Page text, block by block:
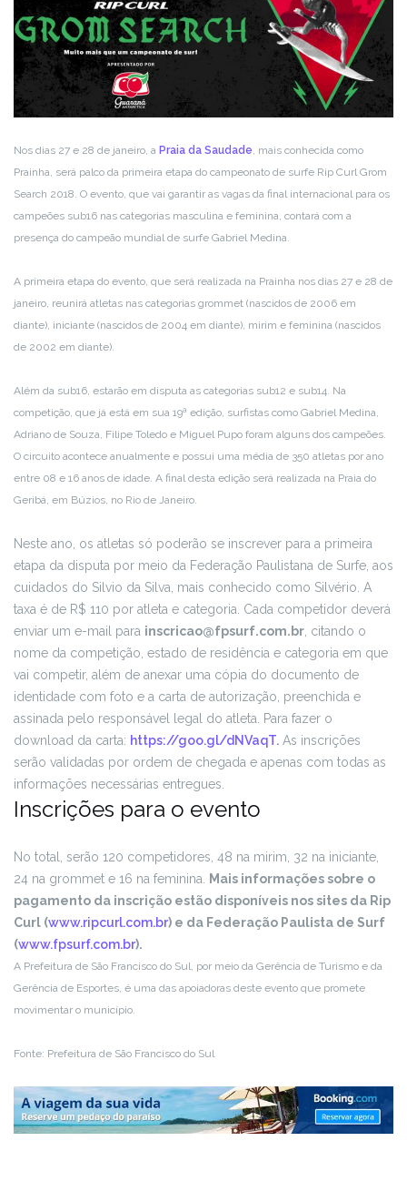
Nos dias 27 e 28 de janeiro, a Praia da Saudade , mais conhecida como
Prainha, será palco da primeira etapa do campeonato de surfe Rip Curl Grom
Search 2018. O evento, que vai garantir as vagas da final internacional para os
campeões sub16 nas categorias masculina e feminina, contará com a
presença do campeão mundial de surfe Gabriel Medina.
A primeira etapa do evento, que será realizada na Prainha nos dias 27 e 28 de
janeiro, reunirá atletas nas categorias grommet (nascidos de 2006 em
diante), iniciante (nascidos de 2004 em diante), mirim e feminina (nascidos
de 2002 em diante).
Além da sub16, estarão em disputa as categorias sub12 e sub14. Na
competição, que já está em sua 19ª edição, surfistas como Gabriel Medina,
Adriano de Souza, Filipe Toledo e Miguel Pupo foram alguns dos campeões.
O circuito acontece anualmente e possui uma média de 350 atletas por ano
entre 08 e 16 anos de idade. A final desta edição será realizada na Praia do
Geribá, em Búzios, no Rio de Janeiro.
Neste ano, os atletas só poderão se inscrever para a primeira
etapa da disputa por meio da Federação Paulistana de Surfe, aos
cuidados do Silvio da Silva, mais conhecido como Silvério. A
taxa é de R$ 110 por atleta e categoria. Cada competidor deverá
enviar um e-mail para inscricao@fpsurf.com.br , citando o
nome da competição, estado de residência e categoria em que
vai competir, além de anexar uma cópia do documento de
identidade com foto e a carta de autorização, preenchida e
assinada pelo responsável legal do atleta. Para fazer o
download da carta: https://goo.gl/dNVaqT. As inscrições
serão validadas por ordem de chegada e apenas com todas as
informações necessárias entregues.
Inscrições para o evento
No total, serão 120 competidores, 48 na mirim, 32 na iniciante,
24 na grommet e 16 na feminina.
Mais informações sobre o
pagamento da inscrição estão disponíveis nos sites da Rip
Curl (www.ripcurl.com.br) e da Federação Paulista de Surf
(www.fpsurf.com.br).
A Prefeitura de São Francisco do Sul, por meio da Gerência de Turismo e da
Gerência de Esportes, é uma das apoiadoras deste evento que promete
movimentar o município.
Fonte: Prefeitura de São Francisco do Sul